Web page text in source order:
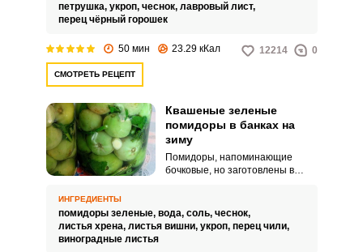
петрушка, укроп, чеснок, лавровый лист,
перец чёрный горошек
50 мин 23.29 кКал 12214 0
СМОТРЕТЬ РЕЦЕПТ
Квашеные зеленые
помидоры в банках на
зиму
Помидоры, напоминающие
бочковые, но заготовлены в
картошкой или использовать
для приготовления салатов!
ИНГРЕДИЕНТЫ
помидоры зеленые, вода, соль, чеснок,
листья хрена, листья вишни, укроп, перец чили,
виноградные листья